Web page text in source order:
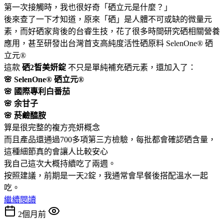
第一次接觸時，我也很好奇「硒立元是什麼？」
後來查了一下才知道，原來「硒」是人體不可或缺的微量元
素，而好硒家背後的台睿生技，花了很多時間研究硒相關營養
應用，甚至研發出台灣首支高純度活性硒原料 SelenOne® 硒
立元®
這款 硒2皙美妍錠 不只是單純補充硒元素，還加入了：
🌸 SelenOne® 硒立元®
🌸 國際專利白番茄
🌸 余甘子
🌸 菸鹼醯胺
算是很完整的複方亮妍概念
而且產品還通過700多項第三方檢驗，每批都會確認硒含量，
這種細節真的會讓人比較安心
我自己這次大概持續吃了兩週。
按照建議，前期是一天2錠，我通常會早餐後搭配溫水一起
吃。
繼續閱讀
2個月前